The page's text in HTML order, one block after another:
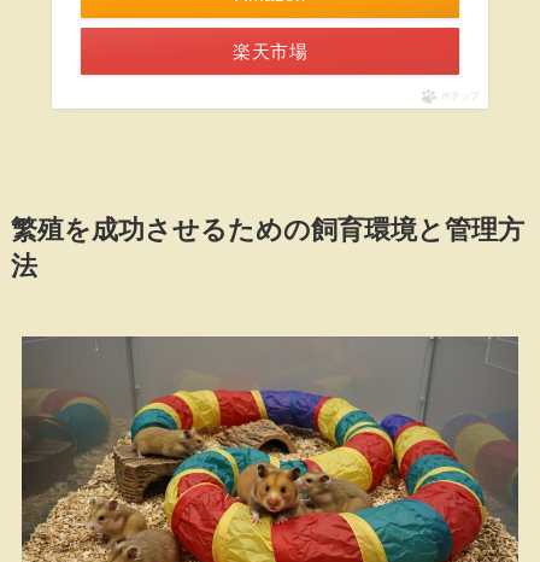
楽天市場
ポチップ
繁殖を成功させるための飼育環境と管理方
法